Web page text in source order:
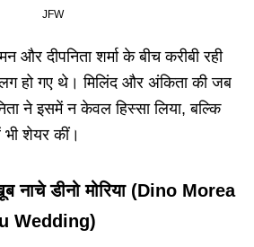
JFW
और दीपनिता शर्मा के बीच करीबी रही
हो गए थे। मिलिंद और अंकिता की जब
ने इसमें न केवल हिस्सा लिया, बल्कि
भी शेयर कीं।
नाचे डीनो मोरिया (Dino Morea
Wedding)